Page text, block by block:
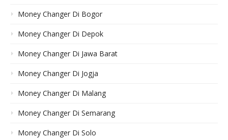
Money Changer Di Bogor
Money Changer Di Depok
Money Changer Di Jawa Barat
Money Changer Di Jogja
Money Changer Di Malang
Money Changer Di Semarang
Money Changer Di Solo